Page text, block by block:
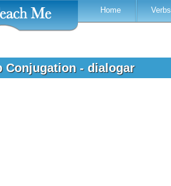
Home Verbs
Conjugation - dialogar